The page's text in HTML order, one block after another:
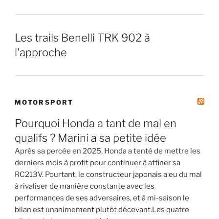
Les trails Benelli TRK 902 à
l'approche
MOTORSPORT
Pourquoi Honda a tant de mal en
qualifs ? Marini a sa petite idée
Après sa percée en 2025, Honda a tenté de mettre les
derniers mois à profit pour continuer à affiner sa
RC213V. Pourtant, le constructeur japonais a eu du mal
à rivaliser de manière constante avec les
performances de ses adversaires, et à mi-saison le
bilan est unanimement plutôt décevant.Les quatre